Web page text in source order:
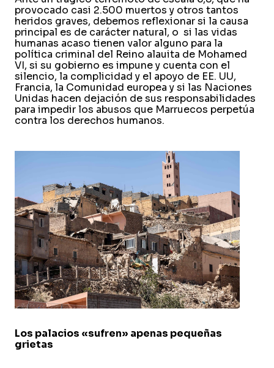
provocado casi 2.500 muertos y otros tantos
heridos graves, debemos reflexionar si la causa
principal es de carácter natural, o si las vidas
humanas acaso tienen valor alguno para la
política criminal del Reino alauita de Mohamed
VI, si su gobierno es impune y cuenta con el
silencio, la complicidad y el apoyo de EE. UU,
Francia, la Comunidad europea y si las Naciones
Unidas hacen dejación de sus responsabilidades
para impedir los abusos que Marruecos perpetúa
contra los derechos humanos.
Los palacios «sufren» apenas pequeñas
grietas